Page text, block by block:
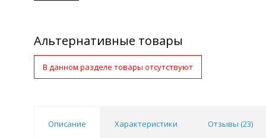
Альтернативные товары
В данном разделе товары отсутствуют
Описание Характеристики Отзывы (23)